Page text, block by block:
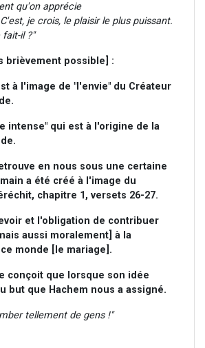
qu'on apprécie
je crois, le plaisir le plus puissant.
il ?"
brièvement possible] :
à l'image de "l'envie" du Créateur
intense" qui est à l'origine de la
en nous sous une certaine
a été créé à l'image du
chapitre 1, versets 26-27.
et l'obligation de contribuer
aussi moralement] à la
monde [le mariage].
conçoit que lorsque son idée
but que Hachem nous a assigné.
tellement de gens !"